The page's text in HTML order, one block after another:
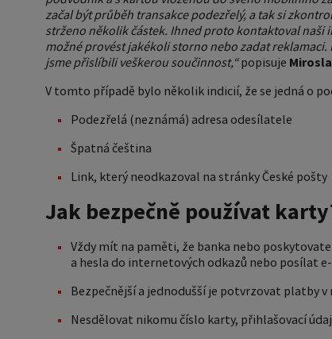
začal být průběh transakce podezřelý, a tak si
strženo několik částek. Ihned proto kontaktoval
možné provést jakékoli storno nebo zadat reklamaci.
jsme přislíbili veškerou součinnost,“popisuje
V tomto případě bylo několik indicií, že se jedná o
Podezřelá (neznámá) adresa odesílatele
Špatná čeština
Link, který neodkazoval na stránky České pošty
Jak bezpečně používat
Vždy mít na paměti, že banka nebo
a hesla do internetových odkazů nebo posílat
Bezpečnější a jednodušší je potvrzovat platby
Nesdělovat nikomu číslo karty, přihlašovací